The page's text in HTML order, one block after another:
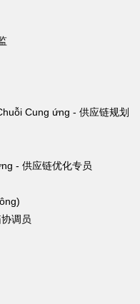
Cung ứng - 供应链规划
- 供应链优化专员
调员